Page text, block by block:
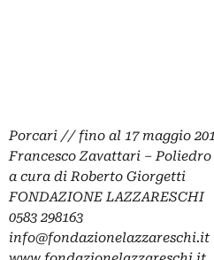
Porcari // fino al 17 maggio
Francesco Zavattari – Poliedro
a cura di Roberto Giorgetti
FONDAZIONE LAZZARESCHI
0583 298163
info@fondazionelazzareschi.it